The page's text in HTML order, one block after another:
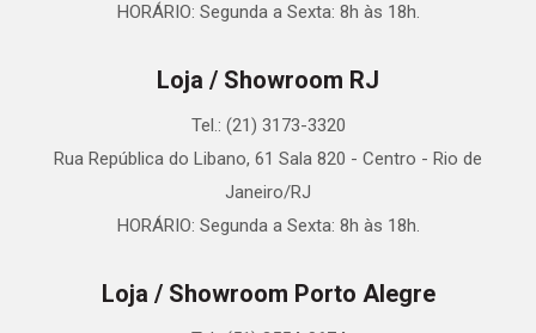
HORÁRIO: Segunda a Sexta: 8h às 18h.
Loja / Showroom RJ
Tel.: (21) 3173-3320
Rua República do Libano, 61 Sala 820 - Centro - Rio de
Janeiro/RJ
HORÁRIO: Segunda a Sexta: 8h às 18h.
Loja / Showroom Porto Alegre